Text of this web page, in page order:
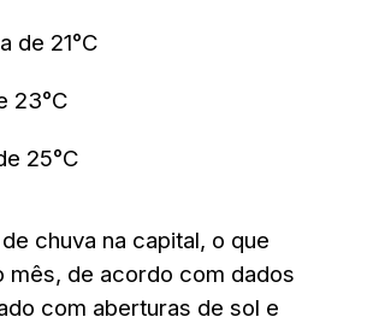
de 21°C
23°C
25°C
chuva na capital, o que
mês, de acordo com dados
com aberturas de sol e